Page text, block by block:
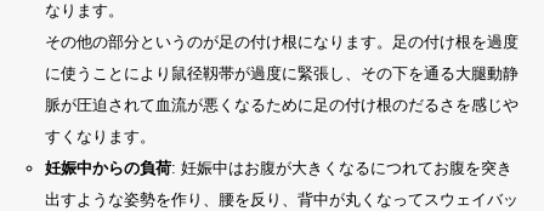
なります。
その他の部分というのが足の付け根になります。足の付け根を過度
に使うことにより鼠径靱帯が過度に緊張し、その下を通る大腿動静
脈が圧迫されて血流が悪くなるために足の付け根のだるさを感じや
すくなります。
妊娠中からの負荷: 妊娠中はお腹が大きくなるにつれてお腹を突き
出すような姿勢を作り、腰を反り、背中が丸くなってスウェイバッ